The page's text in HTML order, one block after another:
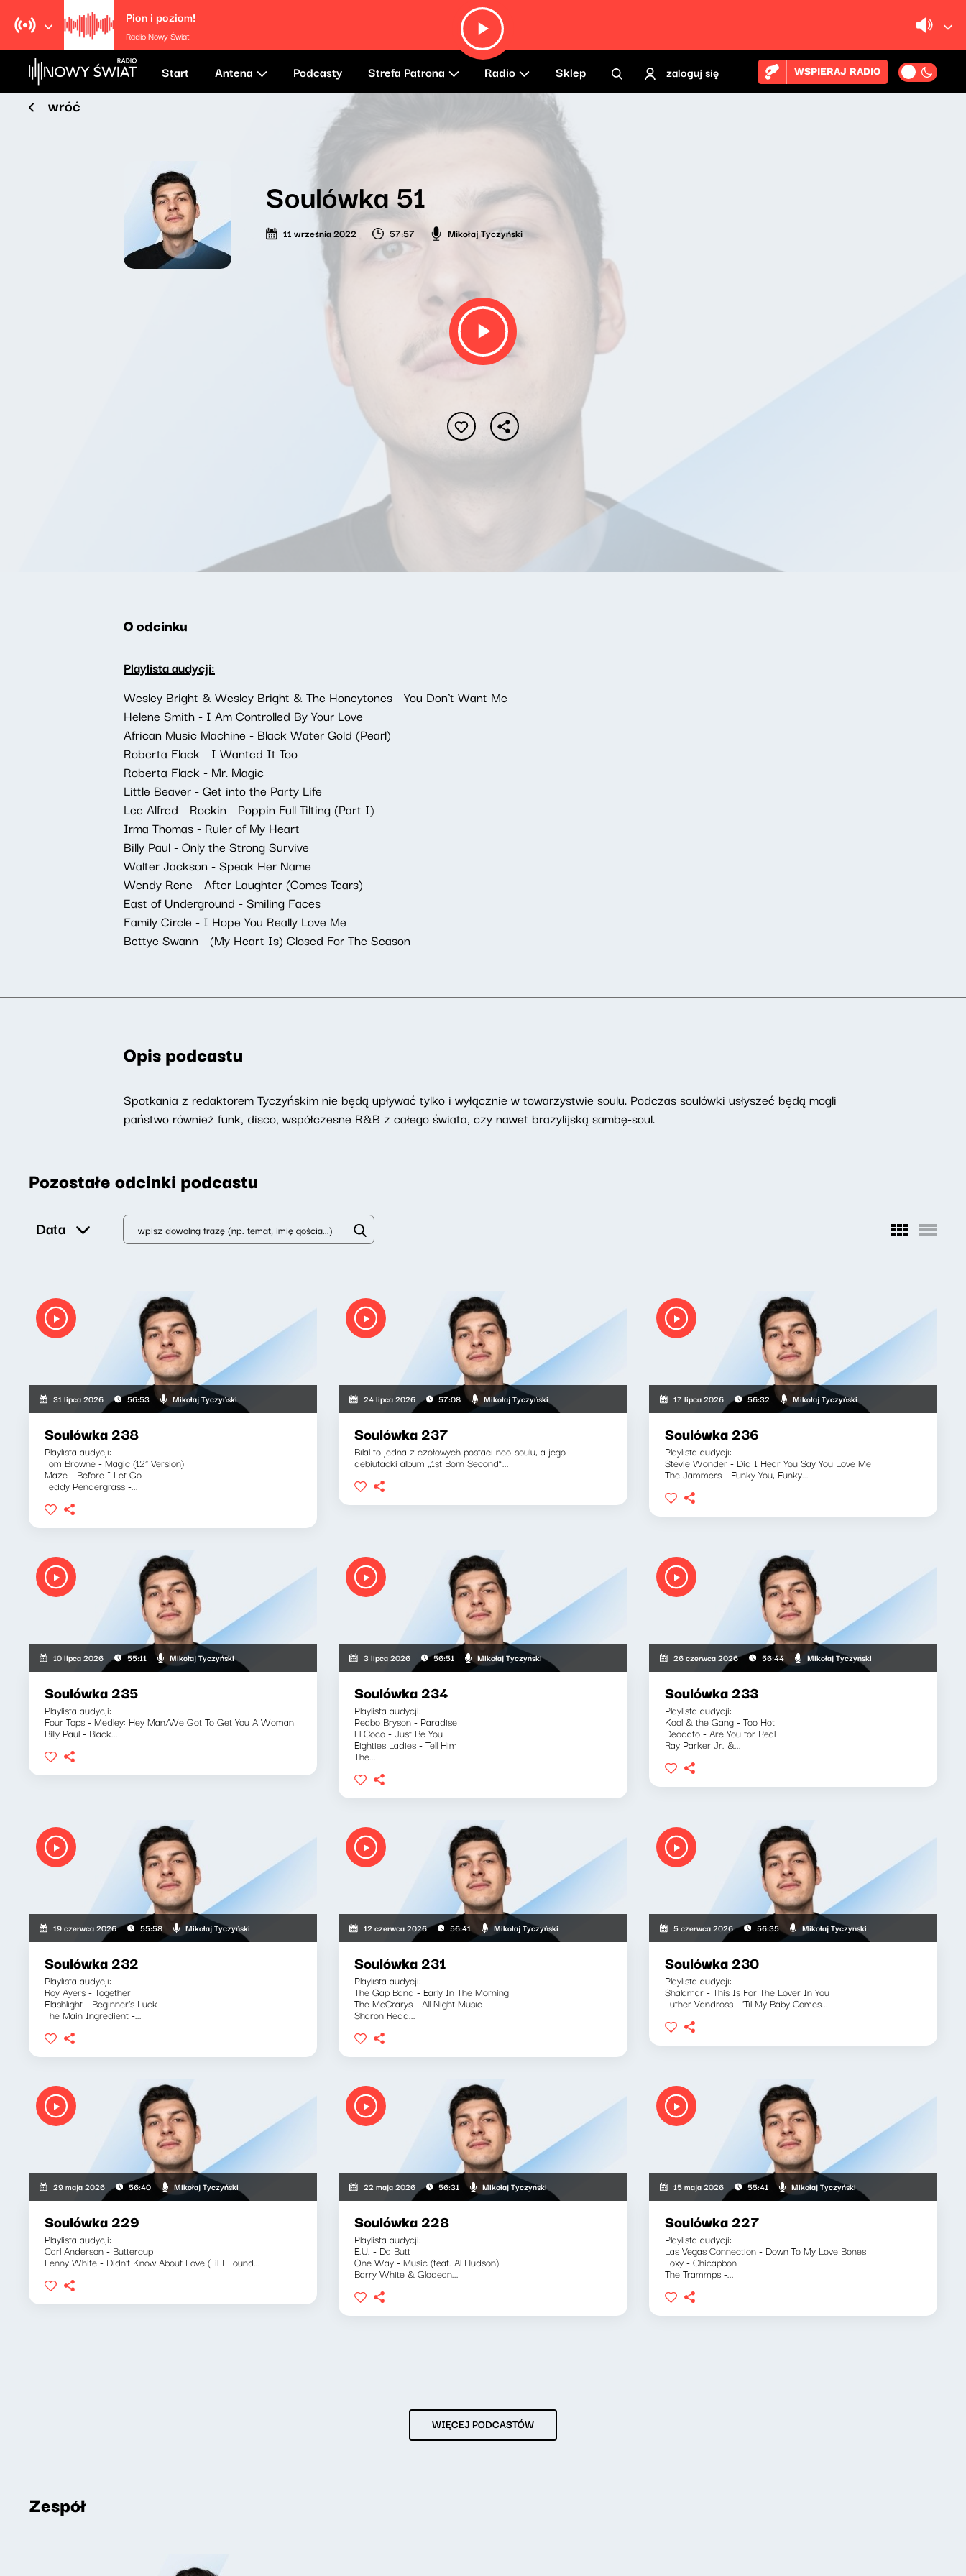
Pion i poziom!
Radio Nowy Świat
Start Antena Podcasty Strefa Patrona Radio Sklep zaloguj się WSPIERAJ RADIO
wróć
Soulówka 51
11 września 2022 57:57 Mikołaj Tyczyński
O odcinku
Playlista audycji:
Wesley Bright & Wesley Bright & The Honeytones - You Don't Want Me
Helene Smith - I Am Controlled By Your Love
African Music Machine - Black Water Gold (Pearl)
Roberta Flack - I Wanted It Too
Roberta Flack - Mr. Magic
Little Beaver - Get into the Party Life
Lee Alfred - Rockin - Poppin Full Tilting (Part I)
Irma Thomas - Ruler of My Heart
Billy Paul - Only the Strong Survive
Walter Jackson - Speak Her Name
Wendy Rene - After Laughter (Comes Tears)
East of Underground - Smiling Faces
Family Circle - I Hope You Really Love Me
Bettye Swann - (My Heart Is) Closed For The Season
Opis podcastu
Spotkania z redaktorem Tyczyńskim nie będą upływać tylko i wyłącznie w towarzystwie soulu. Podczas soulówki usłyszeć będą mogli
państwo również funk, disco, współczesne R&B z całego świata, czy nawet brazylijską sambę-soul.
Pozostałe odcinki podcastu
Data
31 lipca 2026 56:53 Mikołaj Tyczyński
Soulówka 238
Playlista audycji:
Tom Browne - Magic (12" Version)
Maze - Before I Let Go
Teddy Pendergrass -...
24 lipca 2026 57:08 Mikołaj Tyczyński
Soulówka 237
Bilal to jedna z czołowych postaci neo-soulu, a jego
debiutacki album „1st Born Second”...
17 lipca 2026 56:32 Mikołaj Tyczyński
Soulówka 236
Playlista audycji:
Stevie Wonder - Did I Hear You Say You Love Me
The Jammers - Funky You, Funky...
10 lipca 2026 55:11 Mikołaj Tyczyński
Soulówka 235
Playlista audycji:
Four Tops - Medley: Hey Man/We Got To Get You A Woman
Billy Paul - Black...
3 lipca 2026 56:51 Mikołaj Tyczyński
Soulówka 234
Playlista audycji:
Peabo Bryson - Paradise
El Coco - Just Be You
Eighties Ladies - Tell Him
The...
26 czerwca 2026 56:44 Mikołaj Tyczyński
Soulówka 233
Playlista audycji:
Kool & the Gang - Too Hot
Deodato - Are You for Real
Ray Parker Jr. &...
19 czerwca 2026 55:58 Mikołaj Tyczyński
Soulówka 232
Playlista audycji:
Roy Ayers - Together
Flashlight - Beginner's Luck
The Main Ingredient -...
12 czerwca 2026 56:41 Mikołaj Tyczyński
Soulówka 231
Playlista audycji:
The Gap Band - Early In The Morning
The McCrarys - All Night Music
Sharon Redd...
5 czerwca 2026 56:35 Mikołaj Tyczyński
Soulówka 230
Playlista audycji:
Shalamar - This Is For The Lover In You
Luther Vandross - 'Til My Baby Comes...
29 maja 2026 56:40 Mikołaj Tyczyński
Soulówka 229
Playlista audycji:
Carl Anderson - Buttercup
Lenny White - Didn't Know About Love (Til I Found...
22 maja 2026 56:31 Mikołaj Tyczyński
Soulówka 228
Playlista audycji:
E.U. - Da Butt
One Way - Music (feat. Al Hudson)
Barry White & Glodean...
15 maja 2026 55:41 Mikołaj Tyczyński
Soulówka 227
Playlista audycji:
Las Vegas Connection - Down To My Love Bones
Foxy - Chicapbon
The Trammps -...
WIĘCEJ PODCASTÓW
Zespół